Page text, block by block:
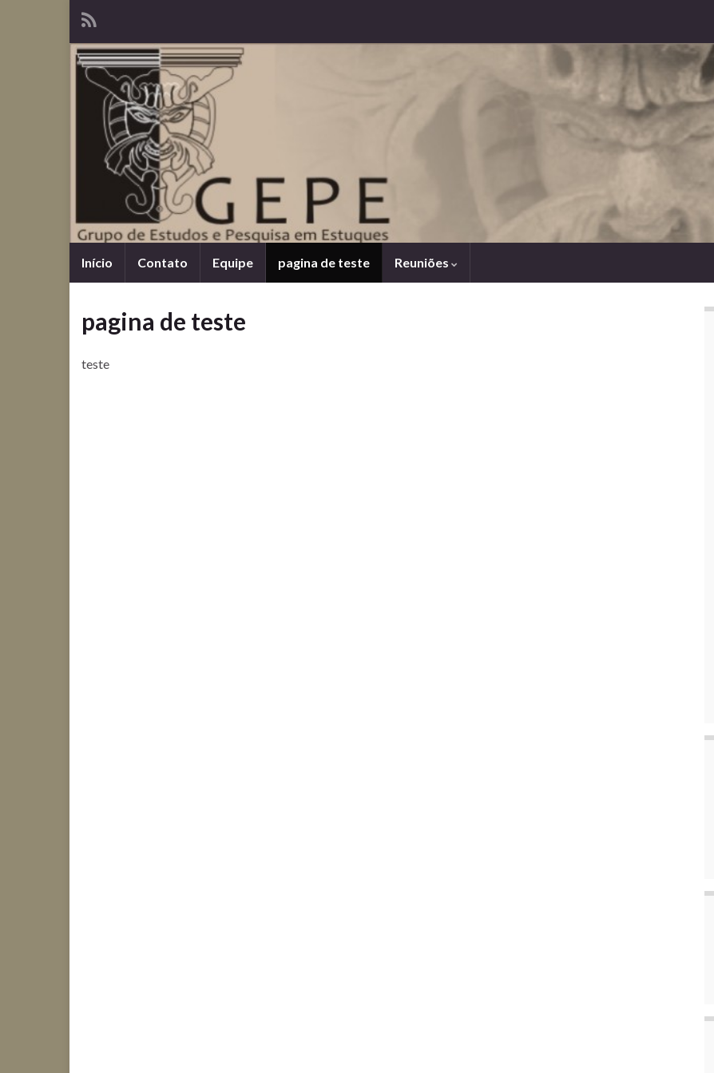
Início Contato Equipe pagina de teste Reuniões
pagina de teste
teste